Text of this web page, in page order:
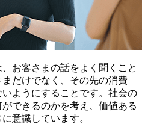
お客さまの話をよく聞くこと
だけでなく、その先の消費
ようにすることです。社会の
できるのかを考え、価値ある
意識しています。